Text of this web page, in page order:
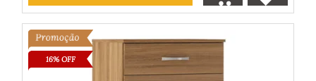
16% OFF